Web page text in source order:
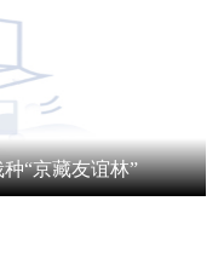
“京藏友谊林”